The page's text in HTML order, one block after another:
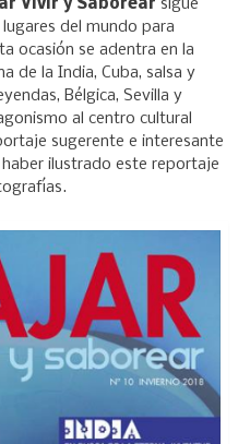
Vivir y Saborear sigue
del mundo para
ocasión se adentra en la
de la India, Cuba, salsa y
Bélgica, Sevilla y
al centro cultural
sugerente e interesante
ilustrado este reportaje